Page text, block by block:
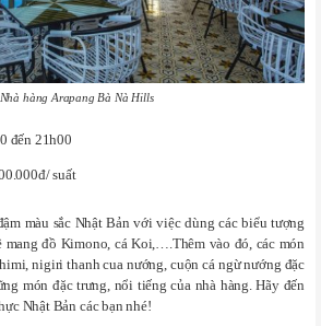
Nhà hàng Arapang Bà Nà Hills
đến 21h00
suất
màu sắc Nhật Bản với việc dùng các biểu tượng
mang đồ Kimono, cá Koi,….Thêm vào đó, các món
nigiri thanh cua nướng, cuộn cá ngừ nướng đặc
món đặc trưng, nổi tiếng của nhà hàng. Hãy đến
Nhật Bản các bạn nhé!